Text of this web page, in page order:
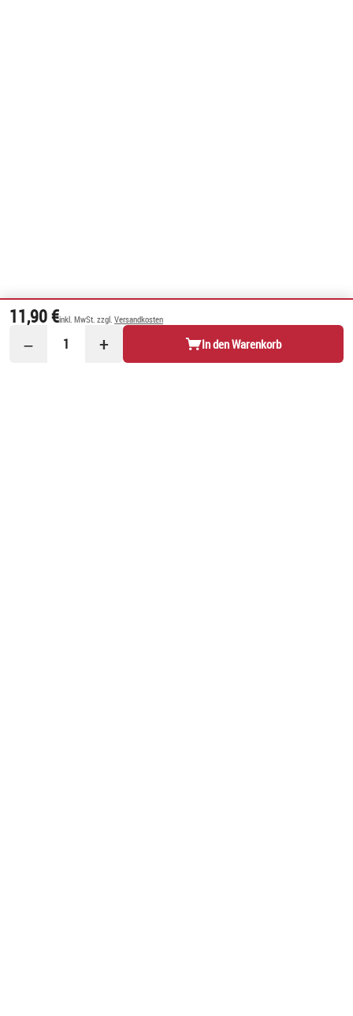
11,90 €inkl. MwSt. zzgl. Versandkosten
− 1 + In den Warenkorb